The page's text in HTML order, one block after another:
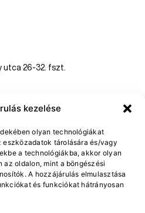
kezelése
olyan technológiákat
tárolására és/vagy
a technológiákba, akkor olyan
oldalon, mint a böngészési
A hozzájárulás elmulasztása
és funkciókat hátrányosan
utca 26-32. fszt.